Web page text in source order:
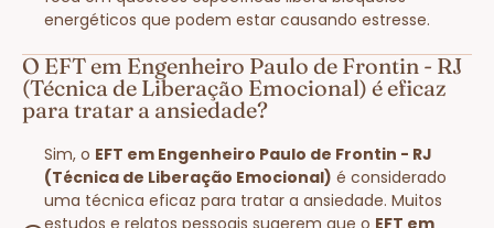
energéticos que podem estar causando estresse.
O EFT em Engenheiro Paulo de Frontin - RJ
(Técnica de Liberação Emocional) é eficaz
para tratar a ansiedade?
Sim, o EFT em Engenheiro Paulo de Frontin - RJ
(Técnica de Liberação Emocional) é considerado
uma técnica eficaz para tratar a ansiedade. Muitos
estudos e relatos pessoais sugerem que o EFT em